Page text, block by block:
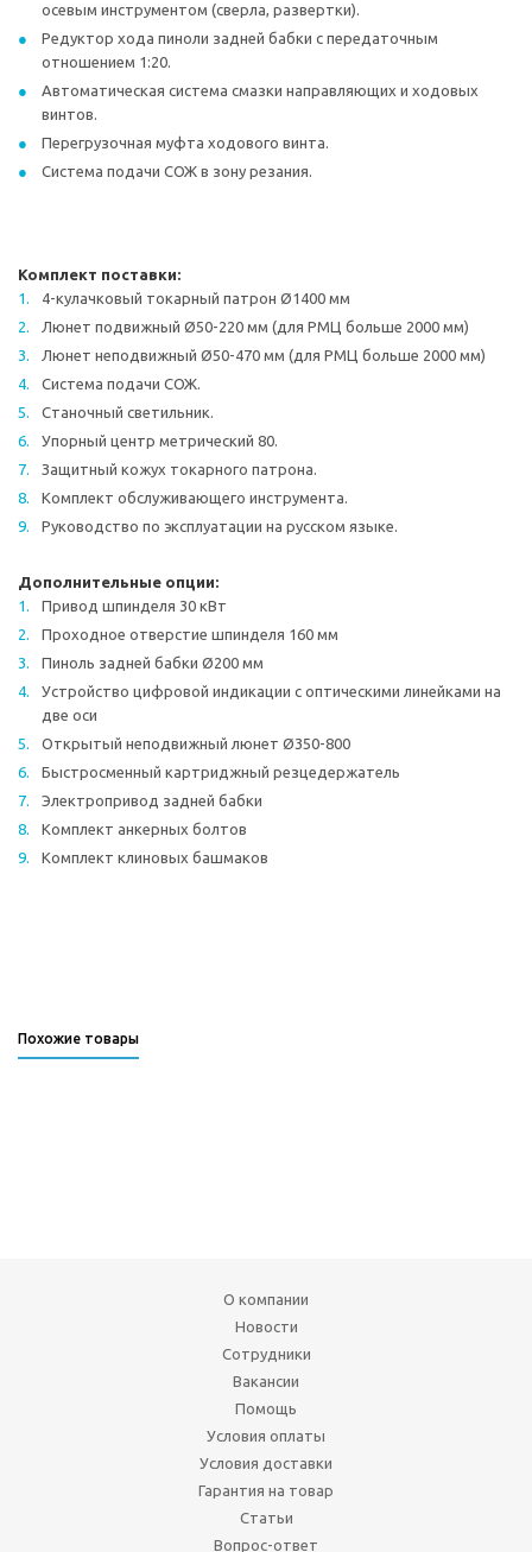
осевым инструментом (сверла, развертки).
Редуктор хода пиноли задней бабки с передаточным
отношением 1:20.
Автоматическая система смазки направляющих и ходовых
винтов.
Перегрузочная муфта ходового винта.
Система подачи СОЖ в зону резания.
Комплект поставки:
4-кулачковый токарный патрон Ø1400 мм
Люнет подвижный Ø50-220 мм (для РМЦ больше 2000 мм)
Люнет неподвижный Ø50-470 мм (для РМЦ больше 2000 мм)
Система подачи СОЖ.
Станочный светильник.
Упорный центр метрический 80.
Защитный кожух токарного патрона.
Комплект обслуживающего инструмента.
Руководство по эксплуатации на русском языке.
Дополнительные опции:
Привод шпинделя 30 кВт
Проходное отверстие шпинделя 160 мм
Пиноль задней бабки Ø200 мм
Устройство цифровой индикации с оптическими линейками на
две оси
Открытый неподвижный люнет Ø350-800
Быстросменный картриджный резцедержатель
Электропривод задней бабки
Комплект анкерных болтов
Комплект клиновых башмаков
Похожие товары
О компании
Новости
Сотрудники
Вакансии
Помощь
Условия оплаты
Условия доставки
Гарантия на товар
Статьи
Вопрос-ответ